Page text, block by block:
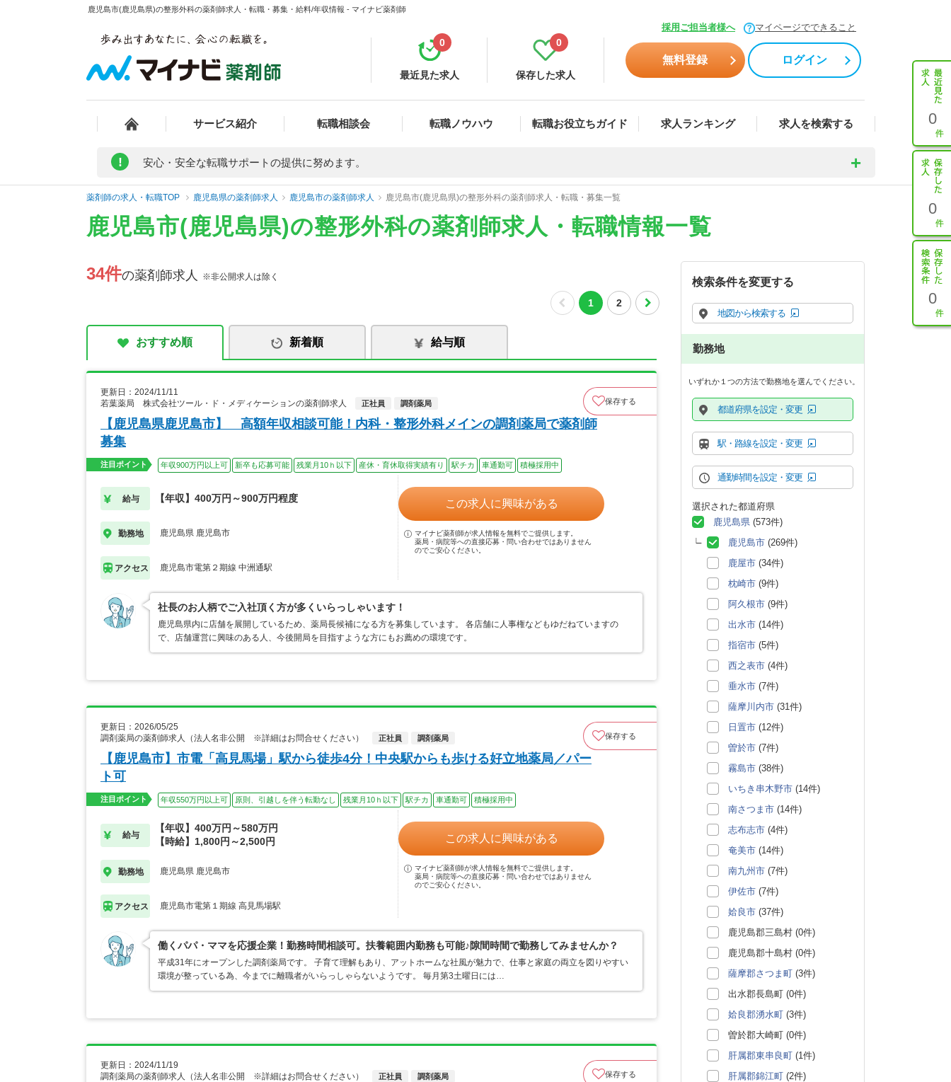
鹿児島市(鹿児島県)の整形外科の薬剤師求人・転職・募集・給料/年収情報 - マイナビ薬剤師
採用ご担当者様へ マイページでできること
最近見た求人
0
保存した求人
0
無料登録 ログイン
サービス紹介 転職相談会 転職ノウハウ 転職お役立ちガイド 求人ランキング 求人を検索する 0
0
0
! 安心・安全な転職サポートの提供に努めます。
薬剤師の求人・転職TOP 鹿児島県の薬剤師求人 鹿児島市の薬剤師求人 鹿児島市(鹿児島県)の整形外科の薬剤師求人・転職・募集一覧
鹿児島市(鹿児島県)の整形外科の薬剤師求人・転職情報一覧
34件の薬剤師求人 ※非公開求人は除く
1 2
おすすめ順 新着順 給与順
更新日：2024/11/11
若葉薬局 株式会社ツール・ド・メディケーションの薬剤師求人
正社員 調剤薬局 保存する
【鹿児島県鹿児島市】 高額年収相談可能！内科・整形外科メインの調剤薬局で薬剤師
募集
注目ポイント 年収900万円以上可 新卒も応募可能 残業月10ｈ以下 産休・育休取得実績有り 駅チカ 車通勤可 積極採用中
給与 【年収】400万円～900万円程度
勤務地 鹿児島県 鹿児島市
アクセス 鹿児島市電第２期線 中洲通駅
この求人に興味がある
マイナビ薬剤師が求人情報を無料でご提供します。
薬局・病院等への直接応募・問い合わせではありません
のでご安心ください。
社長のお人柄でご入社頂く方が多くいらっしゃいます！
鹿児島県内に店舗を展開しているため、薬局長候補になる方を募集しています。 各店舗に人事権などもゆだねていますの
で、店舗運営に興味のある人、今後開局を目指すような方にもお薦めの環境です。
更新日：2026/05/25
調剤薬局の薬剤師求人（法人名非公開 ※詳細はお問合せください）
正社員 調剤薬局 保存する
【鹿児島市】市電「高見馬場」駅から徒歩4分！中央駅からも歩ける好立地薬局／パー
ト可
注目ポイント 年収550万円以上可 原則、引越しを伴う転勤なし 残業月10ｈ以下 駅チカ 車通勤可 積極採用中
給与
【年収】400万円～580万円
【時給】1,800円～2,500円
勤務地 鹿児島県 鹿児島市
アクセス 鹿児島市電第１期線 高見馬場駅
この求人に興味がある
マイナビ薬剤師が求人情報を無料でご提供します。
薬局・病院等への直接応募・問い合わせではありません
のでご安心ください。
働くパパ・ママを応援企業！勤務時間相談可。扶養範囲内勤務も可能♪隙間時間で勤務してみませんか？
平成31年にオープンした調剤薬局です。 子育て理解もあり、アットホームな社風が魅力で、仕事と家庭の両立を図りやすい
環境が整っている為、今までに離職者がいらっしゃらないようです。 毎月第3土曜日には…
更新日：2024/11/19
調剤薬局の薬剤師求人（法人名非公開 ※詳細はお問合せください）
正社員 調剤薬局 保存する
検索条件を変更する
地図から検索する
勤務地
いずれか１つの方法で勤務地を選んでください。
都道府県を設定・変更
駅・路線を設定・変更
通勤時間を設定・変更
選択された都道府県
鹿児島県 (573件)
鹿児島市 (269件)
鹿屋市 (34件)
枕崎市 (9件)
阿久根市 (9件)
出水市 (14件)
指宿市 (5件)
西之表市 (4件)
垂水市 (7件)
薩摩川内市 (31件)
日置市 (12件)
曽於市 (7件)
霧島市 (38件)
いちき串木野市 (14件)
南さつま市 (14件)
志布志市 (4件)
奄美市 (14件)
南九州市 (7件)
伊佐市 (7件)
姶良市 (37件)
鹿児島郡三島村 (0件)
鹿児島郡十島村 (0件)
薩摩郡さつま町 (3件)
出水郡長島町 (0件)
姶良郡湧水町 (3件)
曽於郡大崎町 (0件)
肝属郡東串良町 (1件)
肝属郡錦江町 (2件)